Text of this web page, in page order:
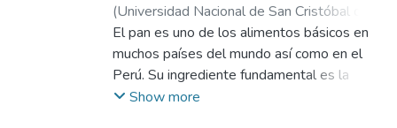
(Universidad Nacional de San Cristóbal de
Huamanga,2018)García Cisneros, Miguel
Ángel;De La Cruz Fernández, Eusebio
El pan es uno de los alimentos básicos en
muchos países del mundo así como en el
Perú. Su ingrediente fundamental es la
harina de trigo que tiene un contenido de
Show more